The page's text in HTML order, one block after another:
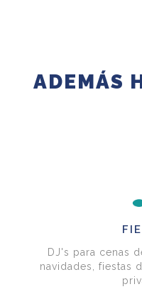
ADEMÁS
DJ's para cenas
navidades, fiestas